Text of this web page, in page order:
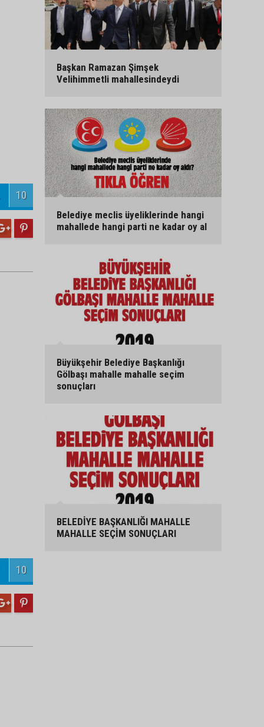
10
10
Başkan Ramazan Şimşek
Velihimmetli mahallesindeydi
Belediye meclis üyeliklerinde hangi
mahallede hangi parti ne kadar oy al
Büyükşehir Belediye Başkanlığı
Gölbaşı mahalle mahalle seçim
sonuçları
BELEDİYE BAŞKANLIĞI MAHALLE
MAHALLE SEÇİM SONUÇLARI